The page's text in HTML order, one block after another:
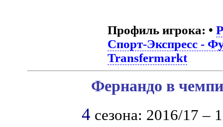
Профиль игрока: •
Спорт-Экспресс -
Transfermarkt
Фернандо в
4 сезона: 2016/17 –